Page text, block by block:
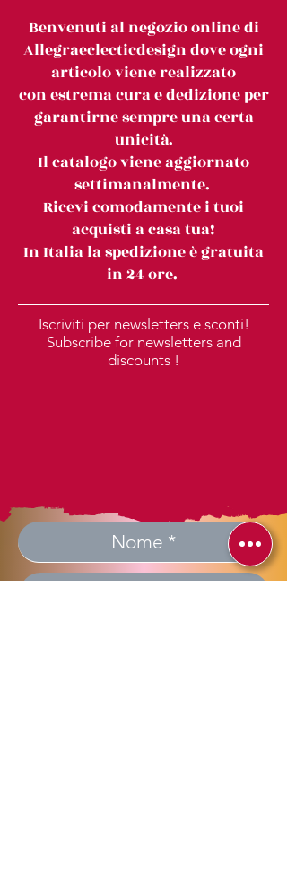
Benvenuti al negozio online di
Allegraeclecticdesign dove ogni
articolo viene realizzato
con estrema cura e dedizione per
garantirne sempre una certa
unicità.
Il catalogo viene aggiornato
settimanalmente.
Ricevi comodamente i tuoi
acquisti a casa tua!
In Italia la spedizione è gratuita
in 24 ore.
Iscriviti per newsletters e sconti!
Subscribe for newsletters and
discounts !